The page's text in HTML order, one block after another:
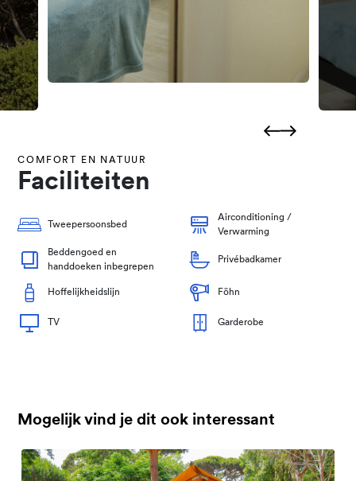
COMFORT EN NATUUR
Faciliteiten
Tweepersoonsbed
Airconditioning /
Verwarming
Beddengoed en
handdoeken inbegrepen
Privébadkamer
Hoffelijkheidslijn Föhn
TV Garderobe
Mogelijk vind je dit ook interessant